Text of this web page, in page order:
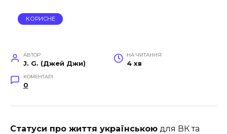
КОРИСНЕ
АВТОР
J. G. (Джей Джи)
НА ЧИТАННЯ
4 хв
КОМЕНТАРІ
0
Cтатуси про життя українською для ВК та